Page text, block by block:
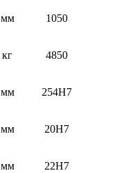
мм 1050
кг 4850
мм 254Н7
мм 20Н7
мм 22Н7